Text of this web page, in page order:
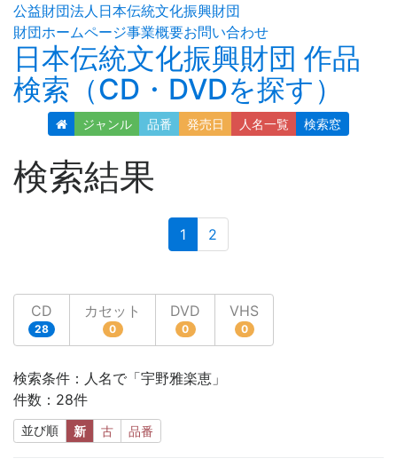
公益財団法人日本伝統文化振興財団
財団ホームページ事業概要お問い合わせ
日本伝統文化振興財団 作品
検索（CD・DVDを探す）
ジャンル 品番 発売日 人名一覧 検索窓
検索結果
1 (current)
2
CD
28
カセット
0
DVD
0
VHS
0
検索条件：人名で「宇野雅楽恵」
件数：28件
並び順 新 古 品番